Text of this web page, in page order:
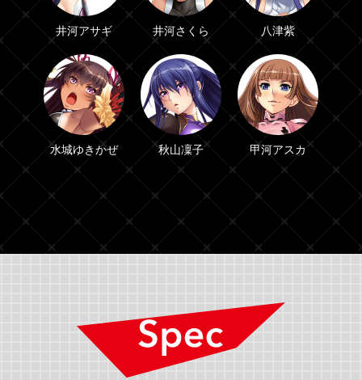
井河アサギ 井河さくら 八津紫
水城ゆきかぜ 秋山凜子 甲河アスカ